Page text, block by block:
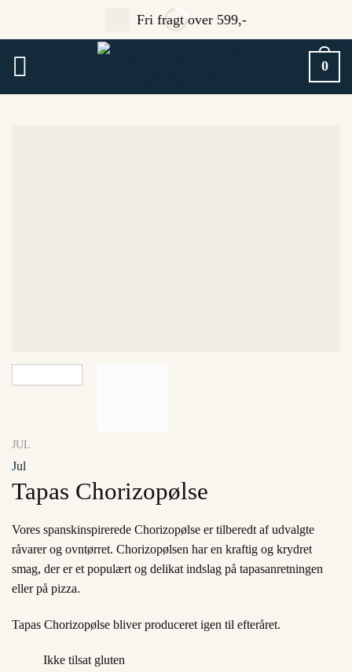
Fri fragt over 599,-
0
JUL
Jul
Tapas Chorizopølse
Vores spanskinspirerede Chorizopølse er tilberedt af udvalgte
råvarer og ovntørret. Chorizopølsen har en kraftig og krydret
smag, der er et populært og delikat indslag på tapasanretningen
eller på pizza.
Tapas Chorizopølse bliver produceret igen til efteråret.
Ikke tilsat gluten